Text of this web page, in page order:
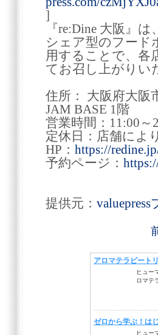
]
『re:Dine 大阪』
シェア型のフード
用することで、各
てお召し上がりい
住所： 大阪府大阪
JAM BASE 1階
営業時間：11:00
定休日：店舗によ
HP： https://
予約ページ：
提供元：